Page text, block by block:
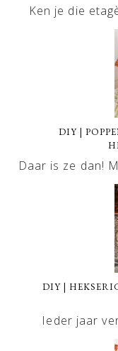
Ken je die
DIY |
Daar is ze dan!
DIY |
Ieder jaar